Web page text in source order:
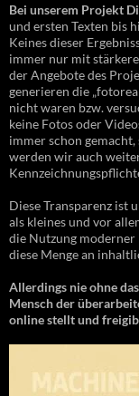
Bei unserem Projekt
und ersten Texten bis
Keines dieser
immer nur mit
der Angebote des
generieren die
nicht waren bzw.
keine Fotos oder
immer schon
werden wir auch
Diese Transparenz ist
als kleines und vor
die Nutzung moderner
diese Menge an
Allerdings nie ohne
Mensch der
online stellt und